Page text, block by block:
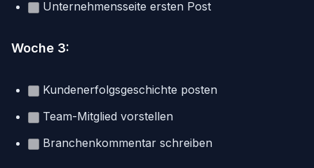
Unternehmensseite ersten Post
Woche 3:
Kundenerfolgsgeschichte posten
Team-Mitglied vorstellen
Branchenkommentar schreiben